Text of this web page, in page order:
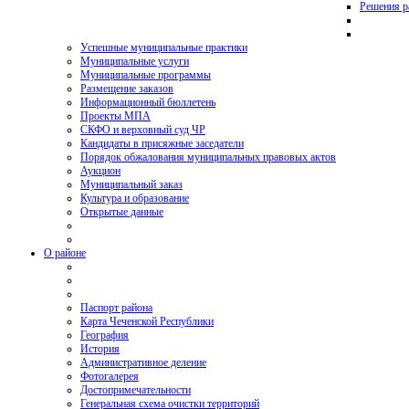
Решения
Успешные муниципальные практики
Муниципальные услуги
Муниципальные программы
Размещение заказов
Информационный бюллетень
Проекты МПА
СКФО и верховный суд ЧР
Кандидаты в присяжные заседатели
Порядок обжалования муниципальных правовых актов
Аукцион
Муниципальный заказ
Культура и образование
Открытые данные
О районе
Паспорт района
Карта Чеченской Республики
География
История
Административное деление
Фотогалерея
Достопримечательности
Генеральная схема очистки территорий